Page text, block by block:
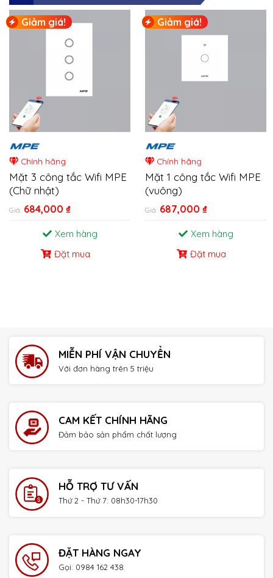
Giảm giá!
Chính hãng
Mặt 3 công tắc Wifi MPE
(Chữ nhật)
Giá: 684,000 ₫
Xem hàng
Đặt mua
Giảm giá!
Chính hãng
Mặt 1 công tắc Wifi MPE
(vuông)
Giá: 687,000 ₫
Xem hàng
Đặt mua
MIỄN PHÍ VẬN CHUYỂN
Với đơn hàng trên 5 triệu
CAM KẾT CHÍNH HÃNG
Đảm bảo sản phẩm chất lượng
HỖ TRỢ TƯ VẤN
Thứ 2 - Thứ 7: 08h30-17h30
ĐẶT HÀNG NGAY
Gọi: 0984 162 438